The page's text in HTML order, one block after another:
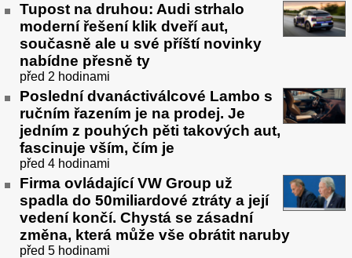
Tupost na druhou: Audi strhalo
moderní řešení klik dveří aut,
současně ale u své příští novinky
nabídne přesně ty
před 2 hodinami
Poslední dvanáctiválcové Lambo s
ručním řazením je na prodej. Je
jedním z pouhých pěti takových aut,
fascinuje vším, čím je
před 4 hodinami
Firma ovládající VW Group už
spadla do 50miliardové ztráty a její
vedení končí. Chystá se zásadní
změna, která může vše obrátit naruby
před 5 hodinami